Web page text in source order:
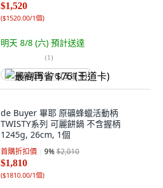
$1,520
($1520.00/1個)
明天 8/8 (六) 預計送達
(1)
最高再省 $76 (王道卡)
de Buyer 畢耶 原礦蜂蠟活動柄
TWISTY系列 可麗餅鍋 不含握柄
1245g, 26cm, 1個
首購折扣價 9%$2,010
$1,810
($1810.00/1個)